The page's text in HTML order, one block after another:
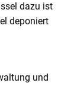
dazu ist
deponiert
und